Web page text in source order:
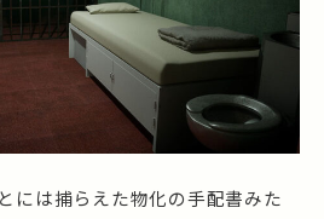
には捕らえた物化の手配書みた